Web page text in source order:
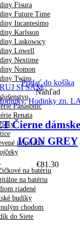
Fisura
Future Time
Incantesimo
Karlsson
Laskowscy
Lowell
Nextime
Nomon
Twins
SI SÁM
Panasonic
Renata
inšpirácie
na batériu
na batériu
riadené
budíky
chodom
do Siete
Pridať do košíka
Náhľad
,Hodinky zn.
Čierne
ICON GREY
€81.30